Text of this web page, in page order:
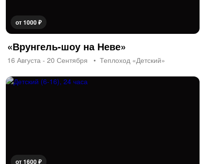
от 1000 ₽
«Врунгель-шоу на Неве»
16 Августа - 20 Сентября Теплоход «Детский»
от 1600 ₽